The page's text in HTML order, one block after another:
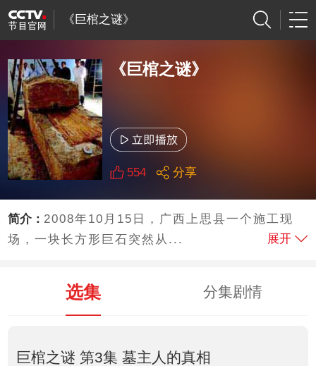
《巨棺之谜》
《巨棺之谜》
554 分享
简介： 2008年10月15日，广西上思县一个施工现
场，一块长方形巨石突然从...
展开
选集 分集剧情
巨棺之谜 第3集 墓主人的真相